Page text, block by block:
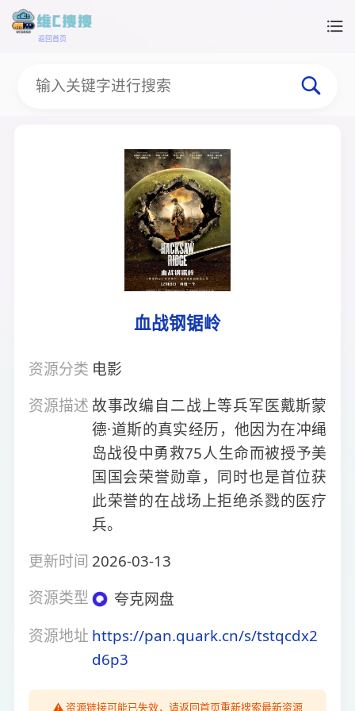
返回首页
血战钢锯岭
资源分类 电影
资源描述故事改编自二战上等兵军医戴斯蒙
德·道斯的真实经历，他因为在冲绳
岛战役中勇救75人生命而被授予美
国国会荣誉勋章，同时也是首位获
此荣誉的在战场上拒绝杀戮的医疗
兵。
更新时间 2026-03-13
资源类型
夸克网盘
资源地址 https://pan.quark.cn/s/tstqcdx2
d6p3
⚠️ 资源链接可能已失效，请返回首页重新搜索最新资源